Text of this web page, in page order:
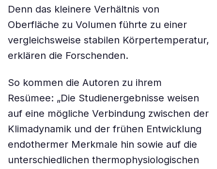
Denn das kleinere Verhältnis von
Oberfläche zu Volumen führte zu einer
vergleichsweise stabilen Körpertemperatur,
erklären die Forschenden.
So kommen die Autoren zu ihrem
Resümee: „Die Studienergebnisse weisen
auf eine mögliche Verbindung zwischen der
Klimadynamik und der frühen Entwicklung
endothermer Merkmale hin sowie auf die
unterschiedlichen thermophysiologischen